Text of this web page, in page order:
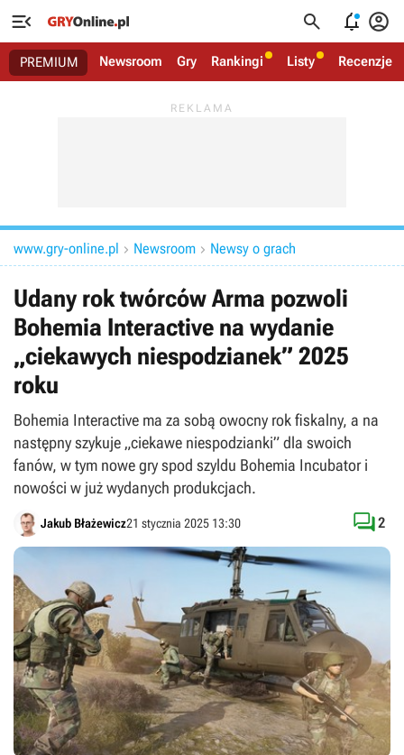
   
PREMIUM Newsroom Gry Rankingi Listy Recenzje
www.gry-online.pl  Newsroom  Newsy o grach
Udany rok twórców Arma pozwoli
Bohemia Interactive na wydanie
„ciekawych niespodzianek” 2025
roku
Bohemia Interactive ma za sobą owocny rok fiskalny, a na
następny szykuje „ciekawe niespodzianki” dla swoich
fanów, w tym nowe gry spod szyldu Bohemia Incubator i
nowości w już wydanych produkcjach.
Jakub Błażewicz21 stycznia 2025 13:30 2